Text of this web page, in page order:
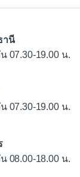
านี
07.30-19.00 น.
07.30-19.00 น.
08.00-18.00 น.